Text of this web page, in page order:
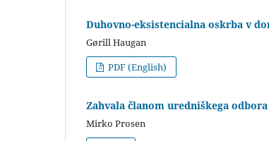
Duhovno-eksistencialna oskrba v
Gørill Haugan
PDF (English)
Zahvala članom uredniškega
Mirko Prosen